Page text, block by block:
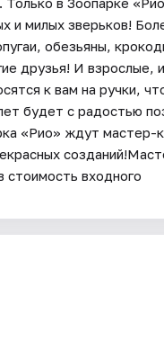
милых зверьков!
обезьяны,
друзья! И взрослые,
к вам на ручки,
будет с радостью
«Рио» ждут
стоимость входного